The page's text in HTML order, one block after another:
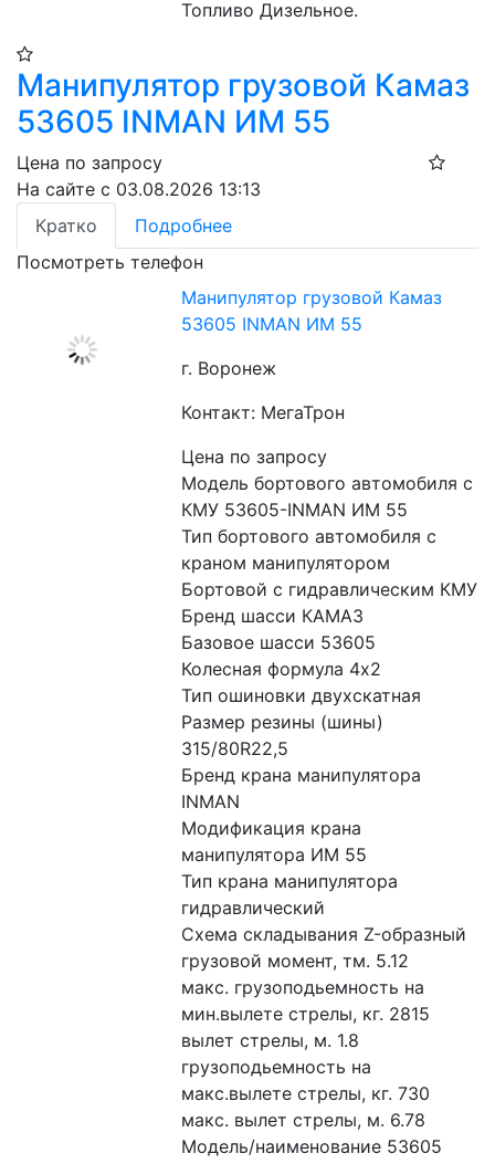
Топливо Дизельное.
Манипулятор грузовой Камаз
53605 INMAN ИМ 55
Цена по запросу
На сайте с 03.08.2026 13:13
Кратко
Подробнее
Посмотреть телефон
Манипулятор грузовой Камаз
53605 INMAN ИМ 55
г. Воронеж
Контакт: МегаТрон
Цена по запросу
Модель бортового автомобиля с
КМУ 53605-INMAN ИМ 55
Тип бортового автомобиля с
краном манипулятором
Бортовой с гидравлическим КМУ
Бренд шасси КАМАЗ
Базовое шасси 53605
Колесная формула 4x2
Тип ошиновки двухскатная
Размер резины (шины)
315/80R22,5
Бренд крана манипулятора
INMAN
Модификация крана
манипулятора ИМ 55
Тип крана манипулятора
гидравлический
Схема складывания Z-образный
грузовой момент, тм. 5.12
макс. грузоподьемность на
мин.вылете стрелы, кг. 2815
вылет стрелы, м. 1.8
грузоподьемность на
макс.вылете стрелы, кг. 730
макс. вылет стрелы, м. 6.78
Модель/наименование 53605